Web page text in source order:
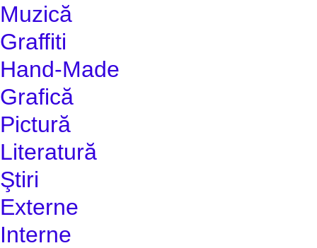
Muzică
Graffiti
Hand-Made
Grafică
Pictură
Literatură
Ştiri
Externe
Interne